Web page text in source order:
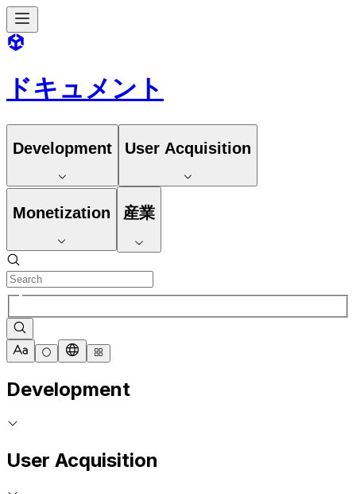
ドキュメント
Development User Acquisition
Monetization 産業
Development
User Acquisition